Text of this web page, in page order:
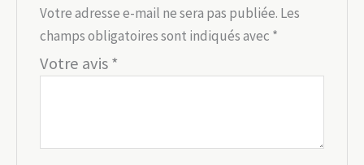
Votre adresse e-mail ne sera pas publiée. Les
champs obligatoires sont indiqués avec *
Votre avis*